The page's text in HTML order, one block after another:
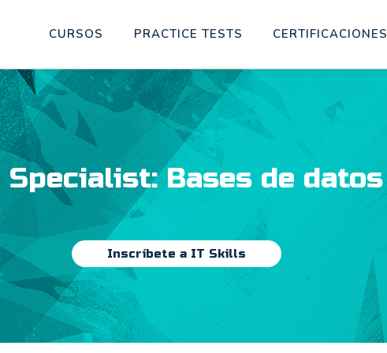
CURSOS PRACTICE TESTS CERTIFICACIONES
Specialist: Bases de datos
Inscríbete a IT Skills